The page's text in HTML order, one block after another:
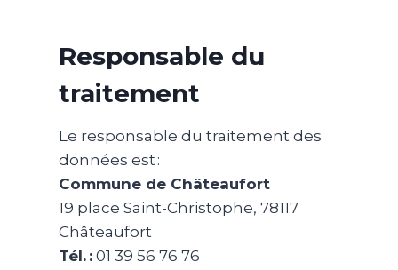
Responsable du
traitement
Le responsable du traitement des
données est :
Commune de Châteaufort
19 place Saint-Christophe, 78117
Châteaufort
Tél. : 01 39 56 76 76